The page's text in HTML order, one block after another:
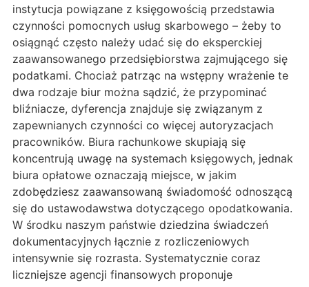
instytucja powiązane z księgowością przedstawia
czynności pomocnych usług skarbowego – żeby to
osiągnąć często należy udać się do eksperckiej
zaawansowanego przedsiębiorstwa zajmującego się
podatkami. Chociaż patrząc na wstępny wrażenie te
dwa rodzaje biur można sądzić, że przypominać
bliźniacze, dyferencja znajduje się związanym z
zapewnianych czynności co więcej autoryzacjach
pracowników. Biura rachunkowe skupiają się
koncentrują uwagę na systemach księgowych, jednak
biura opłatowe oznaczają miejsce, w jakim
zdobędziesz zaawansowaną świadomość odnoszącą
się do ustawodawstwa dotyczącego opodatkowania.
W środku naszym państwie dziedzina świadczeń
dokumentacyjnych łącznie z rozliczeniowych
intensywnie się rozrasta. Systematycznie coraz
liczniejsze agencji finansowych proponuje